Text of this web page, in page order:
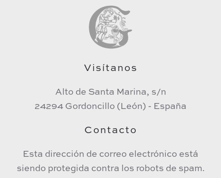
Visítanos
Alto de Santa Marina, s/n
24294 Gordoncillo (León) - España
Contacto
Esta dirección de correo electrónico está
siendo protegida contra los robots de spam.